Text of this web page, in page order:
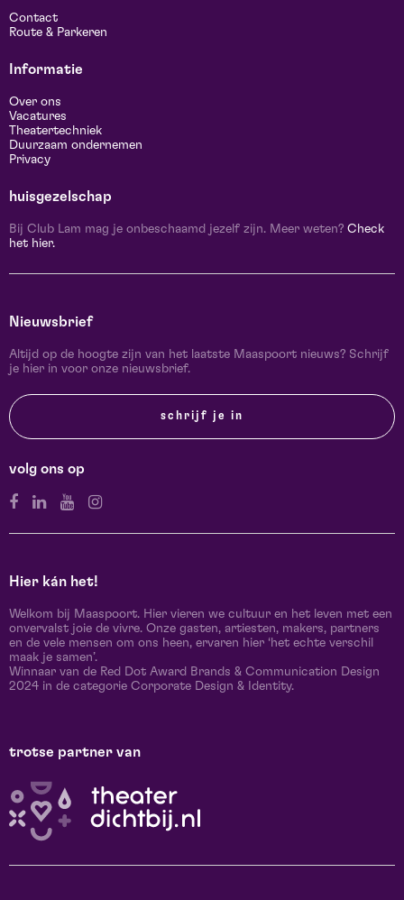
Contact
Route & Parkeren
Informatie
Over ons
Vacatures
Theatertechniek
Duurzaam ondernemen
Privacy
huisgezelschap
Bij Club Lam mag je onbeschaamd jezelf zijn. Meer weten? Check
het hier.
Nieuwsbrief
Altijd op de hoogte zijn van het laatste Maaspoort nieuws? Schrijf
je hier in voor onze nieuwsbrief.
schrijf je in
volg ons op
Hier kán het!
Welkom bij Maaspoort. Hier vieren we cultuur en het leven met een
onvervalst joie de vivre. Onze gasten, artiesten, makers, partners
en de vele mensen om ons heen, ervaren hier ‘het echte verschil
maak je samen’.
Winnaar van de Red Dot Award Brands & Communication Design
2024 in de categorie Corporate Design & Identity.
trotse partner van